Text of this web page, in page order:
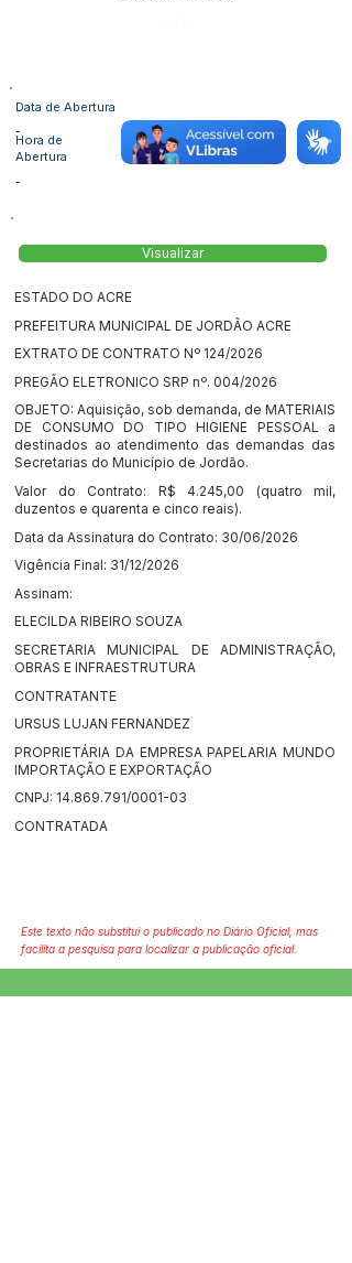
Data de Abertura
-
Hora de
Abertura
-
Visualizar
ESTADO DO ACRE
PREFEITURA MUNICIPAL DE JORDÃO ACRE
EXTRATO DE CONTRATO Nº 124/2026
PREGÃO ELETRONICO SRP nº. 004/2026
OBJETO: Aquisição, sob demanda, de MATERIAIS
DE CONSUMO DO TIPO HIGIENE PESSOAL a
destinados ao atendimento das demandas das
Secretarias do Município de Jordão.
Valor do Contrato: R$ 4.245,00 (quatro mil,
duzentos e quarenta e cinco reais).
Data da Assinatura do Contrato: 30/06/2026
Vigência Final: 31/12/2026
Assinam:
ELECILDA RIBEIRO SOUZA
SECRETARIA MUNICIPAL DE ADMINISTRAÇÃO,
OBRAS E INFRAESTRUTURA
CONTRATANTE
URSUS LUJAN FERNANDEZ
PROPRIETÁRIA DA EMPRESA PAPELARIA MUNDO
IMPORTAÇÃO E EXPORTAÇÃO
CNPJ: 14.869.791/0001-03
CONTRATADA
Este texto não substitui o publicado no Diário Oficial, mas
facilita a pesquisa para localizar a publicação oficial.